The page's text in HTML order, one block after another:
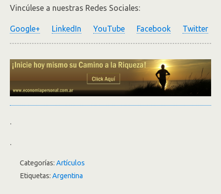
Vincúlese a nuestras Redes Sociales:
Google+ LinkedIn YouTube Facebook Twitter
.
.
Categorías: Artículos
Etiquetas: Argentina